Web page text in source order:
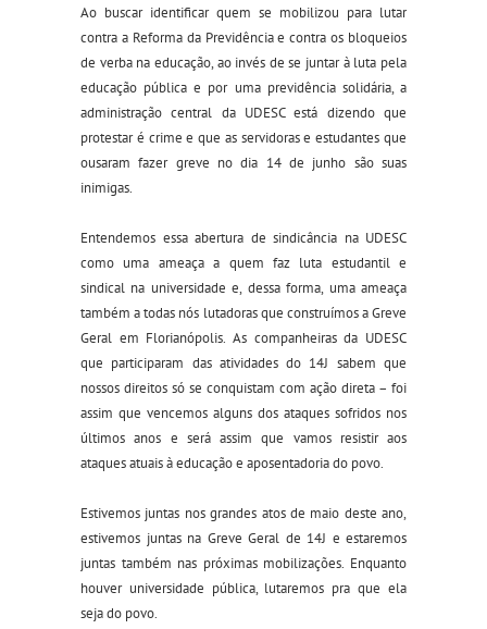
Ao buscar identificar quem se mobilizou para lutar
contra a Reforma da Previdência e contra os bloqueios
de verba na educação, ao invés de se juntar à luta pela
educação pública e por uma previdência solidária, a
administração central da UDESC está dizendo que
protestar é crime e que as servidoras e estudantes que
ousaram fazer greve no dia 14 de junho são suas
inimigas.
Entendemos essa abertura de sindicância na UDESC
como uma ameaça a quem faz luta estudantil e
sindical na universidade e, dessa forma, uma ameaça
também a todas nós lutadoras que construímos a Greve
Geral em Florianópolis. As companheiras da UDESC
que participaram das atividades do 14J sabem que
nossos direitos só se conquistam com ação direta – foi
assim que vencemos alguns dos ataques sofridos nos
últimos anos e será assim que vamos resistir aos
ataques atuais à educação e aposentadoria do povo.
Estivemos juntas nos grandes atos de maio deste ano,
estivemos juntas na Greve Geral de 14J e estaremos
juntas também nas próximas mobilizações. Enquanto
houver universidade pública, lutaremos pra que ela
seja do povo.